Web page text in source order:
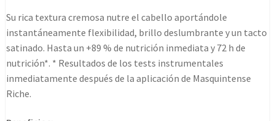
Su rica textura cremosa nutre el cabello aportándole
instantáneamente flexibilidad, brillo deslumbrante y un tacto
satinado. Hasta un +89 % de nutrición inmediata y 72 h de
nutrición*. * Resultados de los tests instrumentales
inmediatamente después de la aplicación de Masquintense
Riche.